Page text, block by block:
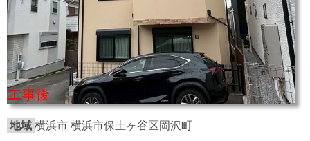
地域 横浜市 横浜市保土ヶ谷区岡沢町